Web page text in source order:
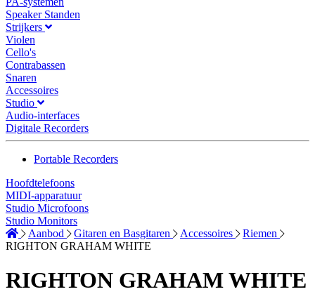
Speaker Standen
Strijkers
Violen
Cello's
Contrabassen
Snaren
Accessoires
Studio
Audio-interfaces
Digitale Recorders
Portable Recorders
Hoofdtelefoons
MIDI-apparatuur
Studio Microfoons
Studio Monitors
Aanbod
Gitaren en Basgitaren Accessoires
Riemen
RIGHTON GRAHAM WHITE
RIGHTON GRAHAM WHITE